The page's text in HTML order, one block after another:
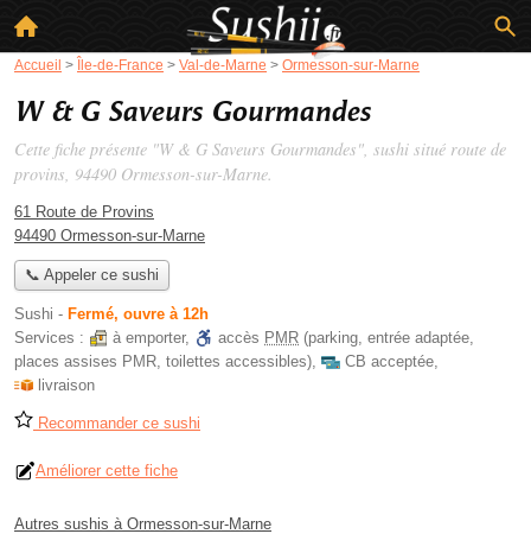
Accueil > Île-de-France > Val-de-Marne > Ormesson-sur-Marne
W & G Saveurs Gourmandes
Cette fiche présente "W & G Saveurs Gourmandes", sushi situé route de
provins, 94490 Ormesson-sur-Marne.
61 Route de Provins
94490 Ormesson-sur-Marne
📞 Appeler ce sushi
Sushi - Fermé, ouvre à 12h
Services :
à emporter, accès PMR (parking, entrée adaptée,
places assises PMR, toilettes accessibles), CB acceptée,
livraison
Recommander ce sushi
Améliorer cette fiche
Autres sushis à Ormesson-sur-Marne